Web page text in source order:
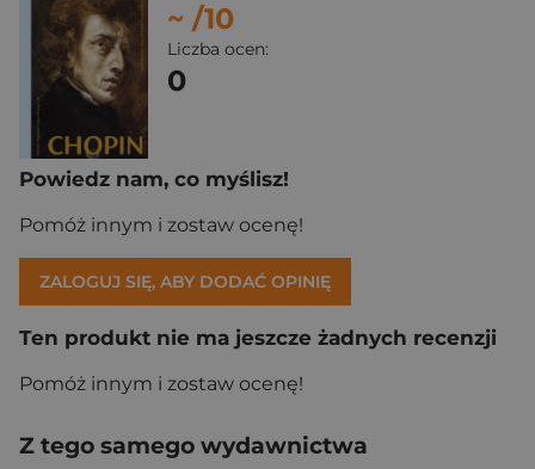
~ /10
Liczba ocen:
0
Powiedz nam, co myślisz!
Pomóż innym i zostaw ocenę!
ZALOGUJ SIĘ, ABY DODAĆ OPINIĘ
Ten produkt nie ma jeszcze żadnych recenzji
Pomóż innym i zostaw ocenę!
Z tego samego wydawnictwa